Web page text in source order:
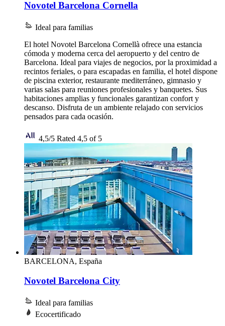
Novotel Barcelona Cornella
Ideal para familias
El hotel Novotel Barcelona Cornellà ofrece una estancia
cómoda y moderna cerca del aeropuerto y del centro de
Barcelona. Ideal para viajes de negocios, por la proximidad a
recintos feriales, o para escapadas en familia, el hotel dispone
de piscina exterior, restaurante mediterráneo, gimnasio y
varias salas para reuniones profesionales y banquetes. Sus
habitaciones amplias y funcionales garantizan confort y
descanso. Disfruta de un ambiente relajado con servicios
pensados para cada ocasión.
4,5/5 Rated 4,5 of 5
BARCELONA, España
Novotel Barcelona City
Ideal para familias
Ecocertificado